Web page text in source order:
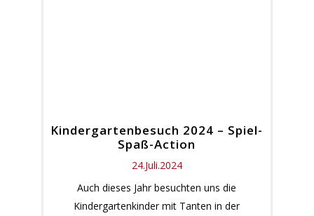
Kindergartenbesuch 2024 – Spiel-
Spaß-Action
24.Juli.2024
Auch dieses Jahr besuchten uns die
Kindergartenkinder mit Tanten in der